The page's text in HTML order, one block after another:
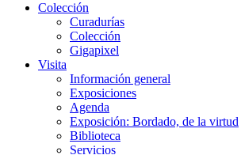
Colección
Curadurías
Colección
Gigapixel
Visita
Información general
Exposiciones
Agenda
Exposición: Bordado, de la virtud
Biblioteca
Servicios